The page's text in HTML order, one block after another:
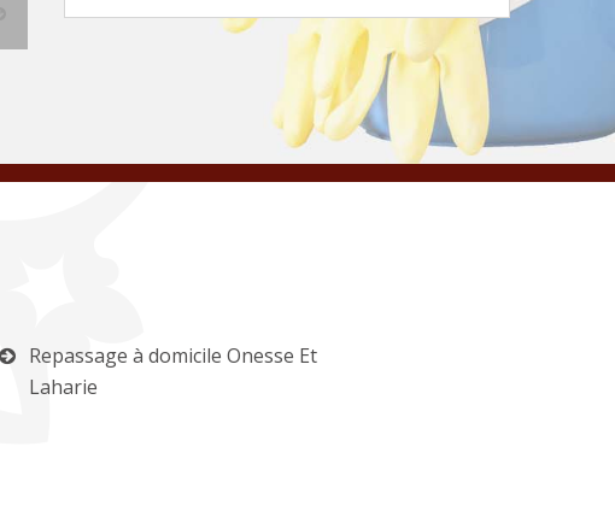
Repassage à domicile Onesse Et
Laharie